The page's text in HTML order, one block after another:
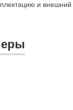
и внешний